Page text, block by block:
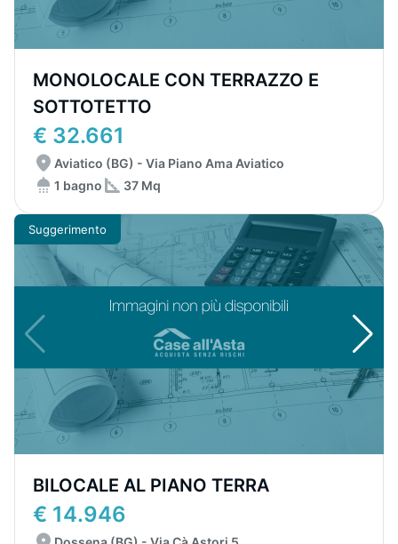
MONOLOCALE CON TERRAZZO E
SOTTOTETTO
€ 32.661
Aviatico (BG) - Via Piano Ama Aviatico
1 bagno
37 Mq
Suggerimento
BILOCALE AL PIANO TERRA
€ 14.946